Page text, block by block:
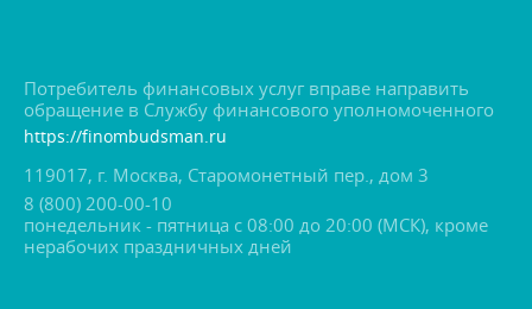
Потребитель финансовых услуг вправе направить
обращение в Службу финансового уполномоченного
https://finombudsman.ru
119017, г. Москва, Старомонетный пер., дом 3
8 (800) 200-00-10
понедельник - пятница с 08:00 до 20:00 (МСК), кроме
нерабочих праздничных дней